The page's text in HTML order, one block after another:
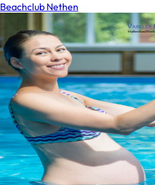
Beachclub Nethen